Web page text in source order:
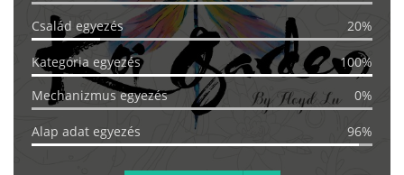
Család egyezés 20%
Kategória egyezés
100%
Mechanizmus egyezés
0%
Alap adat egyezés 96%